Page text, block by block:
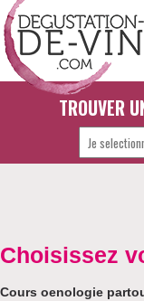
TROUVER
Choisissez
Cours oenologie